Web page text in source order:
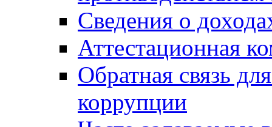
Сведения о
Аттестационная
Обратная связь
коррупции